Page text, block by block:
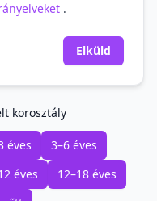
.
Elküld
korosztály
éves
3–6 éves
éves
12–18 éves